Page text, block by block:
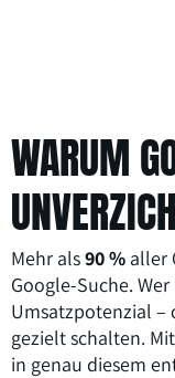
WARUM
Mehr als90 % aller
Google-Suche.
Umsatzpotenzial –
gezielt schalten.
in genau diesem